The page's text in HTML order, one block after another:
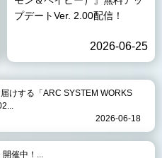
プデートVer. 2.00配信！
2026-06-25
けする「ARC SYSTEM WORKS
2026-06-18
催中！...